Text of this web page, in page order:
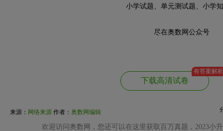
小学试题、单元测试题、小学
尽在奥数网公众号
下载高清试卷
有答案解析
来源： 网络来源 作者： 奥数网编辑
欢迎访问奥数网，您还可以在这里获取百万真题，2023小